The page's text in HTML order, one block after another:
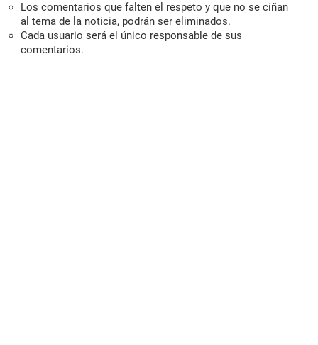
Los comentarios que falten el respeto y que no se ciñan
al tema de la noticia, podrán ser eliminados.
Cada usuario será el único responsable de sus
comentarios.